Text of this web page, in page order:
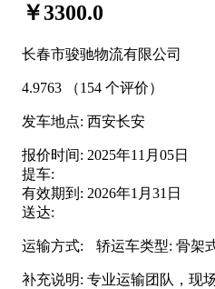
￥3300.0
长春市骏驰物流有限公司
4.9763 （154 个评价）
发车地点: 西安长安
报价时间: 2025年11月05日
提车:
有效期到: 2026年1月31日
送达:
运输方式: 轿运车类型: 骨架
补充说明: 专业运输团队，现